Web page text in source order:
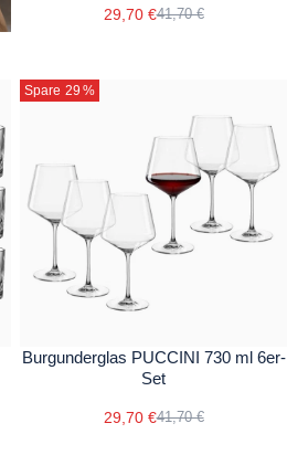
29,70 €41,70 €
Spare 29 %
Burgunderglas PUCCINI 730 ml 6er-
Set
29,70 €41,70 €